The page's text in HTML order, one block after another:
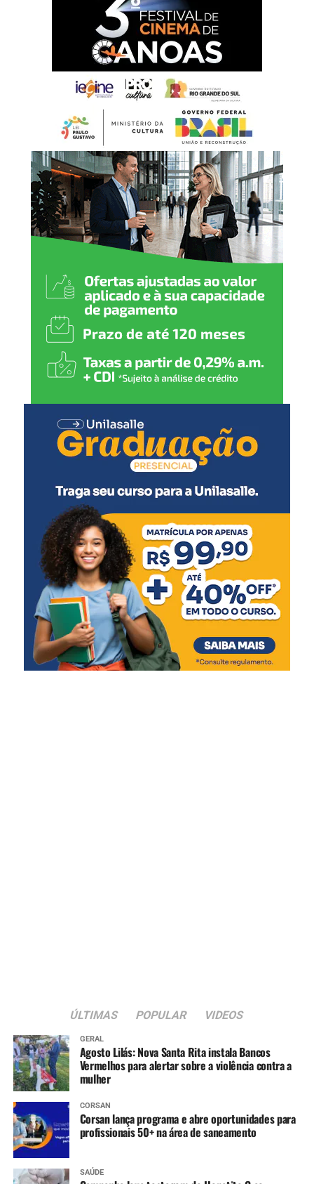
“Receber eventos
esportivos de grande porte
faz parte da missão da
Unilasalle-RS de promover
espaços de
desenvolvimento humano,
educacional e social. A
presença da Supercopa
Canoas em nosso campus
fortalece a relação da
Universidade com o esporte
gaúcho e aproxima a
comunidade de
experiências que valorizam
disciplina, inclusão e
qualidade de vida”, destaca.
As disputas começam pela manhã com a categoria
veteranos. Na sequência, entram em ação os atletas das
categorias cadete, sub-13, júnior, sub-15, sub-11 e
O presidente da Federação Gaúcha de Judô, Luiz Bayard,
acredita em uma competição de alto nível técnico e
destaca o bom momento vivido pelos judocas gaúchos.
“Ao longo do último mês,
vimos atletas gaúchos
conquistarem medalhas na
Europa, no Peru e, na
última semana, no Troféu
Brasil. Tenho certeza que,
ÚLTIMAS POPULAR VIDEOS
GERAL
Agosto Lilás: Nova Santa Rita instala Bancos
Vermelhos para alertar sobre a violência contra a
mulher
CORSAN
Corsan lança programa e abre oportunidades para
profissionais 50+ na área de saneamento
SAÚDE